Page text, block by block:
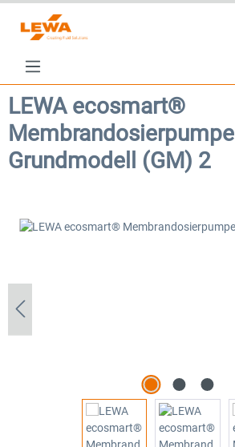
Zum Hauptinhalt springen
LEWA ecosmart®
Membrandosierpumpe
Grundmodell (GM) 2
Bildergalerie überspringen